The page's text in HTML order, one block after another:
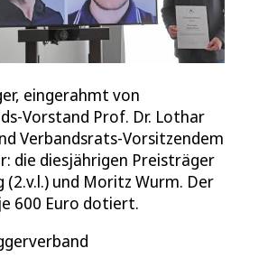
eingerahmt von
Vorstand Prof. Dr. Lothar
Verbandsrats-Vorsitzendem
die diesjährigen Preisträger
(2.v.l.) und Moritz Wurm. Der
600 Euro dotiert.